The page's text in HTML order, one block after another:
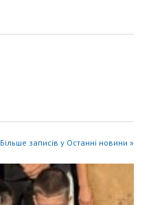
Більше записів у Останні новини »